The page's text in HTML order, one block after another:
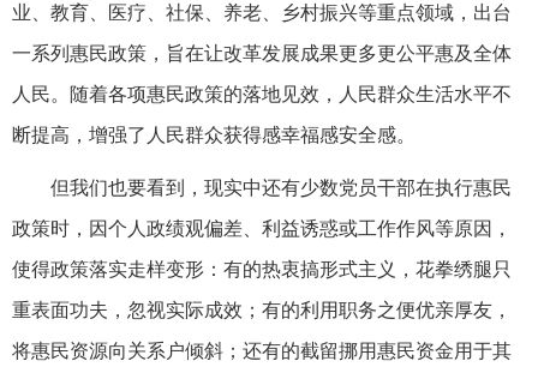
业、教育、医疗、社保、养老、乡村振兴等重点领域，出台
一系列惠民政策，旨在让改革发展成果更多更公平惠及全体
人民。随着各项惠民政策的落地见效，人民群众生活水平不
断提高，增强了人民群众获得感幸福感安全感。
但我们也要看到，现实中还有少数党员干部在执行惠民
政策时，因个人政绩观偏差、利益诱惑或工作作风等原因，
使得政策落实走样变形：有的热衷搞形式主义，花拳绣腿只
重表面功夫，忽视实际成效；有的利用职务之便优亲厚友，
将惠民资源向关系户倾斜；还有的截留挪用惠民资金用于其